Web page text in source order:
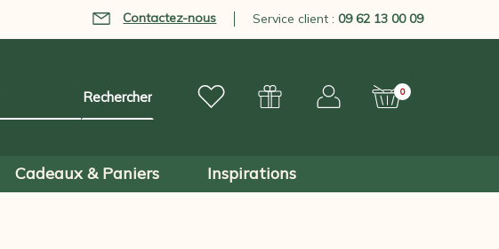
Contactez-nous Service client :09 62 13 00 09
0
Cadeaux & Paniers Inspirations